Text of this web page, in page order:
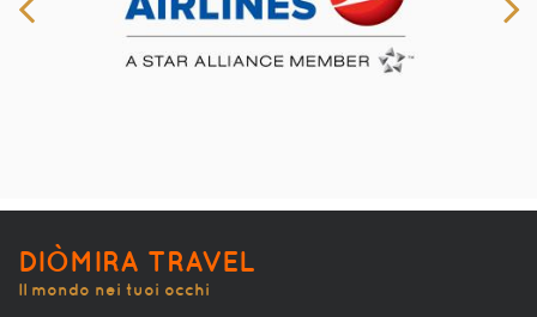
DIÒMIRA TRAVEL
Il mondo nei tuoi occhi